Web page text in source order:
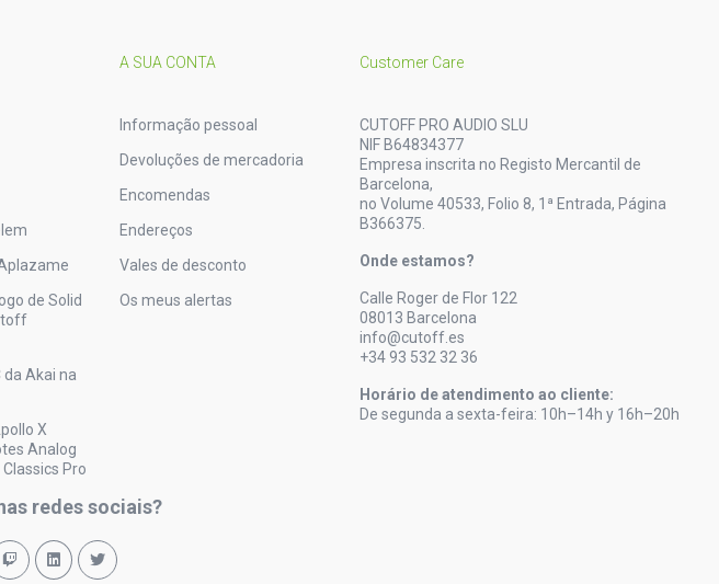
de Solid
da Akai na
X
Analog
Pro
A SUA CONTA
Informação pessoal
Devoluções de mercadoria
Encomendas
Endereços
Vales de desconto
Os meus alertas
Customer Care
CUTOFF PRO AUDIO SLU
NIF B64834377
Empresa inscrita no Registo Mercantil de
Barcelona,
no Volume 40533, Folio 8, 1ª Entrada, Página
B366375.
Onde estamos?
Calle Roger de Flor 122
08013 Barcelona
info@cutoff.es
+34 93 532 32 36
Horário de atendimento ao cliente:
De segunda a sexta-feira: 10h–14h y 16h–20h
redes sociais?